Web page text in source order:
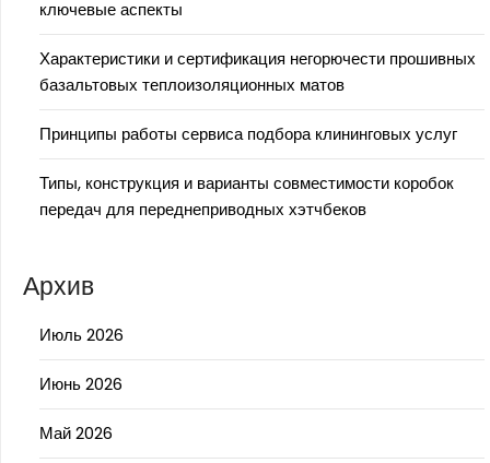
ключевые аспекты
Характеристики и сертификация негорючести прошивных
базальтовых теплоизоляционных матов
Принципы работы сервиса подбора клининговых услуг
Типы, конструкция и варианты совместимости коробок
передач для переднеприводных хэтчбеков
Архив
Июль 2026
Июнь 2026
Май 2026